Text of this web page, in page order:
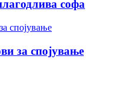
софа
за спојување